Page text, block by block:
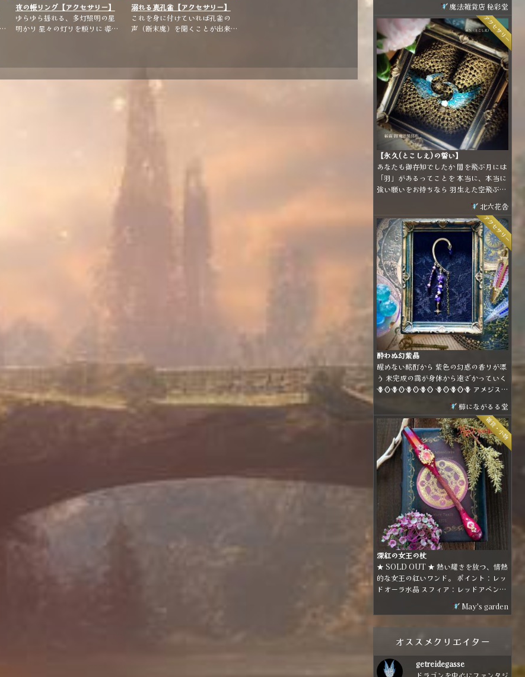
夜の帳リング【アクセサリー】
ゆらゆら揺れる、多灯照明の星
明かり 星々の灯りを頼りに 導か
す ジャラジャラしていますが、
付けていないかのように軽い素
溺れる真孔雀【アクセサリー】
これを身に付けていれば孔雀の
声（断末魔）を聞くことが出来
の前の深い湖に沢山沈んでいる
というのに＿＿＿。 .*･ﾟ .ﾟ･
用者を惹き寄せ、幸せへ導くための色の
違いです。 (上手く言語化できなかった
けど要は「好きな色、惹かれる色って人
によって違うよね」ということを言いた
かったです💦)
魔法雑貨店 秘彩堂
【永久(とこしえ)の誓い】
あなたも御存知でしたか 闇を飛ぶ月には
「羽」があるってことを 本当に、本当に
強い願いをお持ちなら 羽生えた空飛ぶ月
に強い願いなら 月はその願いを叶えてく
れるでしょう
アクセサリー
北六花舎
酔わぬ幻紫晶
醒めない酩酊から 紫色の幻惑の香りが漂
う 未完成の靄が身体から遠ざかっていく
🪻🪞🪻🪞🪻🪞🪻🪞 🪻🪞🪻🪞🪻 アメジスト
パープルとゴールドの組み合わせで煌び
やかな雰囲気に仕上げました。
アクセサリー
櫛にながるる堂
深紅の女王の杖
★ SOLD OUT ★ 熱い耀きを放つ、情熱
的な女王の紅いワンド。 ポイント：レッ
ドオーラ水晶 スフィア：レッドアベンチ
雑貨・小物
May's garden
オススメクリエイター
getreidegasse
ドラゴンを中心にファンタジ